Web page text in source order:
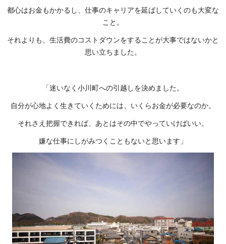
都心はお金もかかるし、仕事のキャリアを延ばしていくのも大変な
こと。
それよりも、生活費のコストダウンをすることが大事ではないかと
思い立ちました。
「迷いなく小川町への引越しを決めました。
自分が心地よく生きていくためには、いくらお金が必要なのか。
それさえ把握できれば、あとはその中でやっていけばいい。
嫌な仕事にしがみつくこともないと思います」